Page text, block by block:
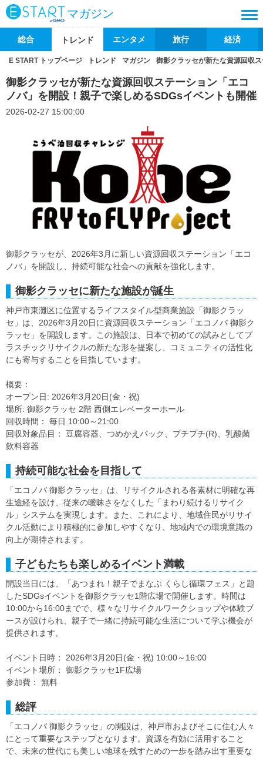
マガジン
総合 トレンド エンタメ 旅行 経済
E START トップページ トレンド マガジン 御影クラッセが新たな資源回収
御影クラッセが新たな資源回収ステーション「エコ
ノバ」を開設！親子で楽しめるSDGsイベントも開催
2026-02-27 15:00:00
御影クラッセが、2026年3月に新しい資源回収ステーション「エコ
ノバ」を開設し、持続可能な社会への貢献を強化します。
御影クラッセに新たな施設が誕生
神戸市東灘区に位置するライフスタイル型商業施設「御影クラッ
セ」は、2026年3月20日に資源回収ステーション「エコノバ 御影ク
ラッセ」を開設します。この施設は、日本で初めての試みとしてプ
ラスチックリサイクルの新たな形を提案し、コミュニティの活性化
にも寄与することを目指しています。
概要：
オープン日: 2026年3月20日(金・祝)
場所: 御影クラッセ 2階 西側エレベーターホール
回収時間： 毎日 10:00～21:00
回収対象品目： 豆腐容器、つめかえパック、プチプチ(R)、乳酸菌
飲料容器
持続可能な社会を目指して
「エコノバ 御影クラッセ」は、リサイクルされる各素材に明確な再
生途経を設け、従来の曖昧さをなくした「まわり続けるリサイク
ル」システムを実現します。また、これにより、地域住民がリサイ
クル活動により積極的に参加しやすくなり、地域内での環境意識の
向上が期待されます。
子どもたちも楽しめるイベント満載
開設当日には、「あつまれ！親子でまなぶ くらし循環フェス」と題
したSDGsイベントを御影クラッセ1階広場で開催します。時間は
10:00から16:00までで、様々なリサイクルワークショップや体験ブ
ースが設けられ、親子で一緒に持続可能な生活について学ぶ機会が
提供されます。
イベント日時： 2026年3月20日(金・祝) 10:00～16:00
イベント場所： 御影クラッセ1F広場
参加費： 無料
総評
「エコノバ 御影クラッセ」の開設は、神戸市およびそこに住む人々
にとって重要なステップとなります。資源を有効に活用すること
で、未来の世代にも美しい地球を残すための一歩を踏み出す重要な